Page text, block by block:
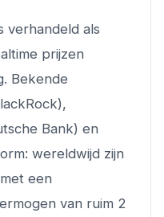
verhandeld als
prijzen
Bekende
Bank) en
wereldwijd zijn
een
van ruim 2